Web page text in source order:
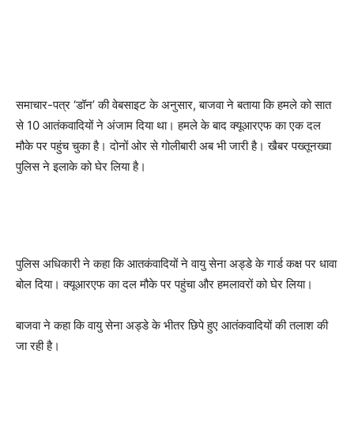
समाचार-पत्र ‘डॉन’ की वेबसाइट के अनुसार, बाजवा ने बताया कि हमले को सात
से 10 आतंकवादियों ने अंजाम दिया था। हमले के बाद क्यूआरएफ का एक दल
मौके पर पहुंच चुका है। दोनों ओर से गोलीबारी अब भी जारी है। खैबर पख्तूनख्वा
पुलिस ने इलाके को घेर लिया है।
पुलिस अधिकारी ने कहा कि आतकंवादियों ने वायु सेना अड्डे के गार्ड कक्ष पर धावा
बोल दिया। क्यूआरएफ का दल मौके पर पहुंचा और हमलावरों को घेर लिया।
बाजवा ने कहा कि वायु सेना अड्डे के भीतर छिपे हुए आतंकवादियों की तलाश की
जा रही है।